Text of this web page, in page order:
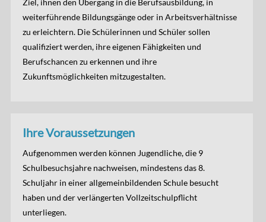
Ziel, ihnen den Übergang in die Berufsausbildung, in
weiterführende Bildungsgänge oder in Arbeitsverhältnisse
zu erleichtern. Die Schülerinnen und Schüler sollen
qualifiziert werden, ihre eigenen Fähigkeiten und
Berufschancen zu erkennen und ihre
Zukunftsmöglichkeiten mitzugestalten.
Ihre Voraussetzungen
Aufgenommen werden können Jugendliche, die 9
Schulbesuchsjahre nachweisen, mindestens das 8.
Schuljahr in einer allgemeinbildenden Schule besucht
haben und der verlängerten Vollzeitschulpflicht
unterliegen.